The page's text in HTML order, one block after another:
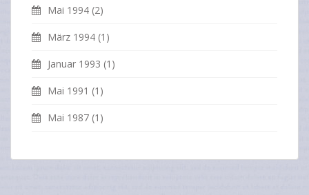
Mai 1994 (2)
März 1994 (1)
Januar 1993 (1)
Mai 1991 (1)
Mai 1987 (1)